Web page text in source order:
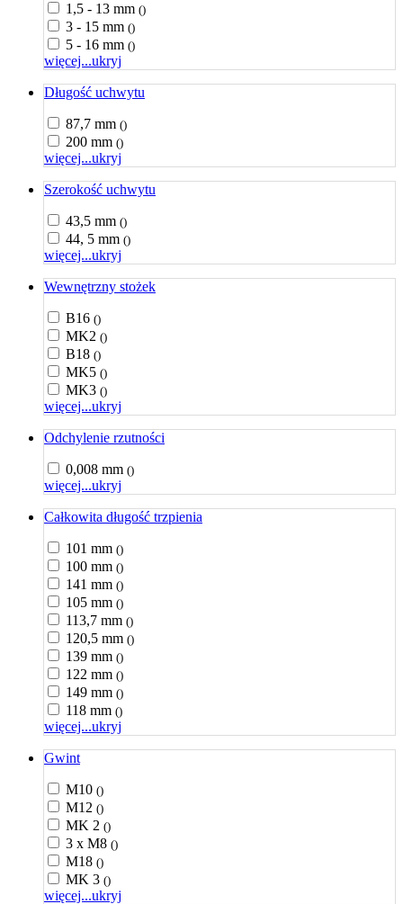
1,5 - 13 mm ()
3 - 15 mm ()
5 - 16 mm ()
więcej...ukryj
Długość uchwytu
87,7 mm ()
200 mm ()
więcej...ukryj
Szerokość uchwytu
43,5 mm ()
44, 5 mm ()
więcej...ukryj
Wewnętrzny stożek
B16 ()
MK2 ()
B18 ()
MK5 ()
MK3 ()
więcej...ukryj
Odchylenie rzutności
0,008 mm ()
więcej...ukryj
Całkowita długość trzpienia
101 mm ()
100 mm ()
141 mm ()
105 mm ()
113,7 mm ()
120,5 mm ()
139 mm ()
122 mm ()
149 mm ()
118 mm ()
więcej...ukryj
Gwint
M10 ()
M12 ()
MK 2 ()
3 x M8 ()
M18 ()
MK 3 ()
więcej...ukryj